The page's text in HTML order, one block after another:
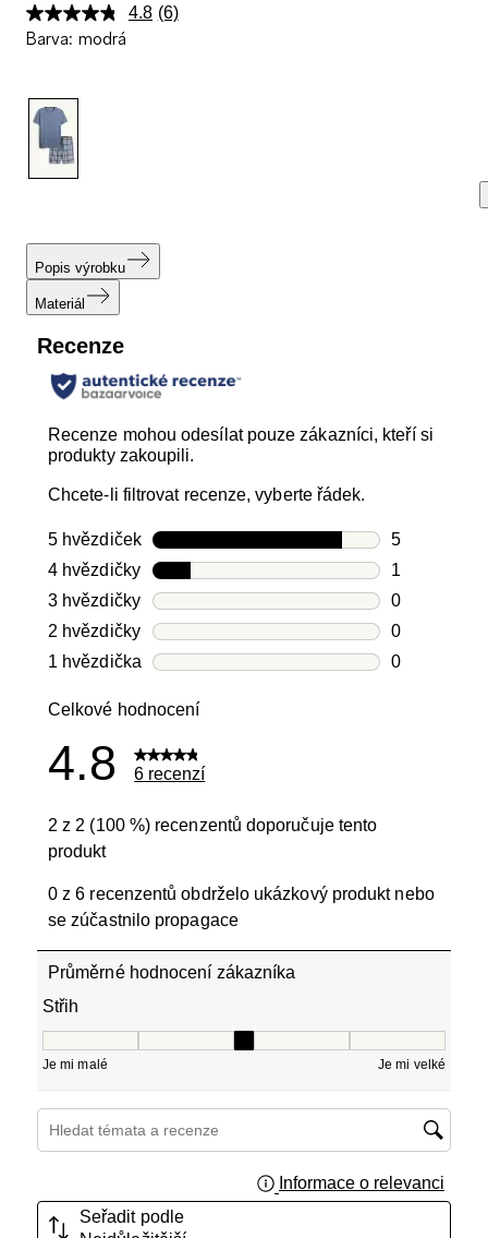
4.8 Přečtěte
(6)
Barva: modrá
Popis výrobku
Materiál
Recenze
Recenze mohou odesílat pouze zákazníci, kteří si
produkty zakoupili.
Chcete-li filtrovat recenze, vyberte řádek.
5 hvězdičekhvězdičky
5
Počet
4 hvězdičkyhvězdičky
1
Počet
3 hvězdičkyhvězdičky
0
Počet
2 hvězdičkyhvězdičky
0
Počet
1 hvězdičkahvězdičky
0
Celkové hodnocení
4.8 6 recenzí
2 z 2 (100 %) recenzentů doporučuje tento
produkt
0 z 6 recenzentů obdrželo ukázkový produkt nebo
se zúčastnilo propagace
Průměrné hodnocení zákazníka
Střih
Je mi malé Je mi velké
Hledání témat a recenzí – oblast vyhledávání
Informace o relevanci
Seřadit podle